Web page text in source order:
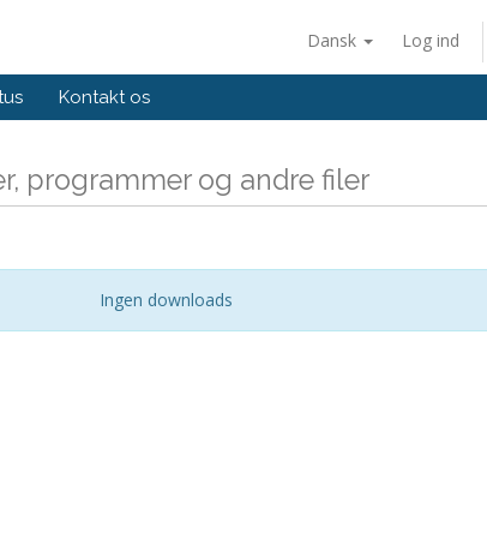
Dansk Log ind
Kontakt os
programmer og andre filer
Ingen downloads